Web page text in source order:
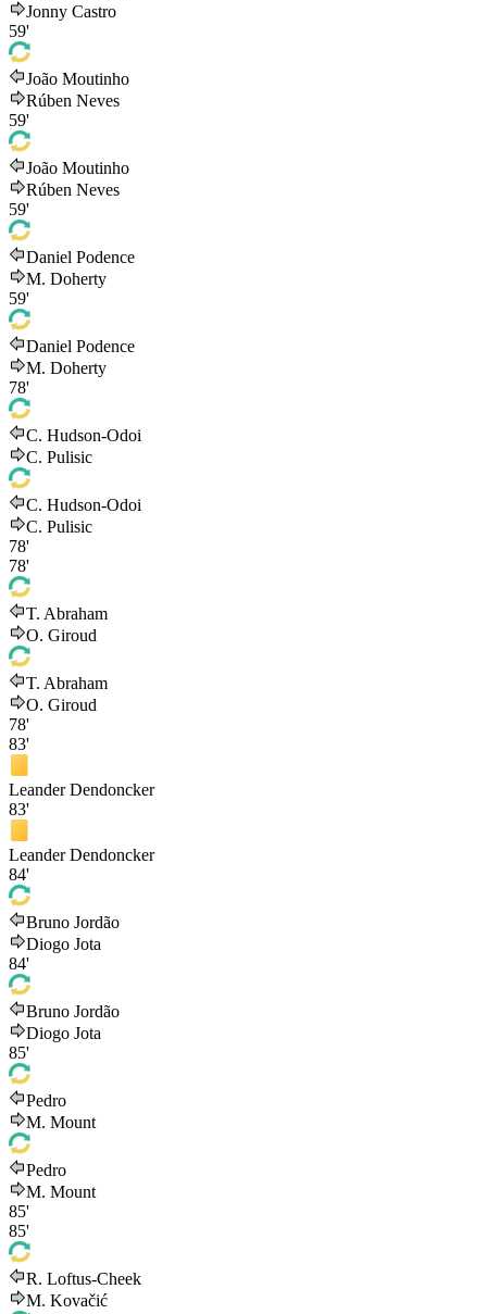
Jonny Castro
59'
João Moutinho
Rúben Neves
59'
João Moutinho
Rúben Neves
59'
Daniel Podence
M. Doherty
59'
Daniel Podence
M. Doherty
78'
C. Hudson-Odoi
C. Pulisic
C. Hudson-Odoi
C. Pulisic
78'
78'
T. Abraham
O. Giroud
T. Abraham
O. Giroud
78'
83'
Leander Dendoncker
83'
Leander Dendoncker
84'
Bruno Jordão
Diogo Jota
84'
Bruno Jordão
Diogo Jota
85'
Pedro
M. Mount
Pedro
M. Mount
85'
85'
R. Loftus-Cheek
M. Kovačić